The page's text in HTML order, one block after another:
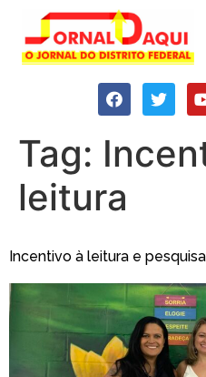
Tag:
leitura
Incentivo à leitura e